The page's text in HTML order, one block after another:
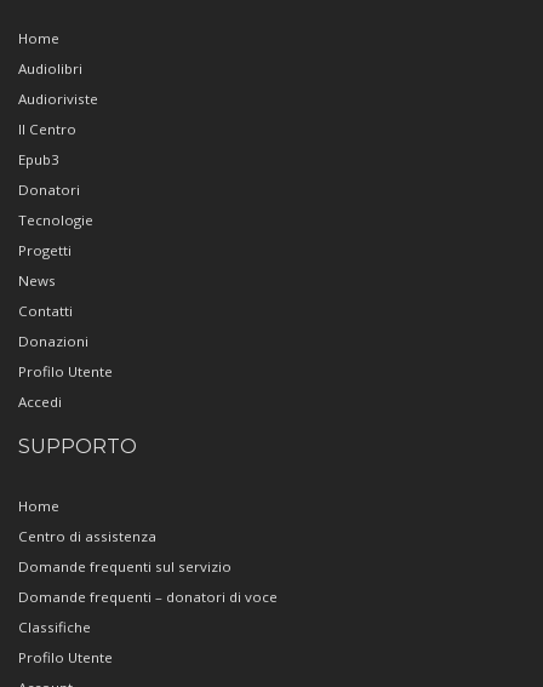
Home
Audiolibri
Audioriviste
Il Centro
Epub3
Donatori
Tecnologie
Progetti
News
Contatti
Donazioni
Profilo Utente
Accedi
SUPPORTO
Home
Centro di assistenza
Domande frequenti sul servizio
Domande frequenti – donatori di voce
Classifiche
Profilo Utente